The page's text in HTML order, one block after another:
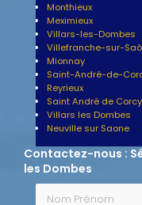
Monthieux
Meximieux
Villars-les-Dombes
Villefranche-sur-
Mionnay
Saint-André-de-
Reyrieux
Saint André de Corcy
Villars les Dombes
Neuville sur Saone
Contactez-nous :
les Dombes
Nom Prénom